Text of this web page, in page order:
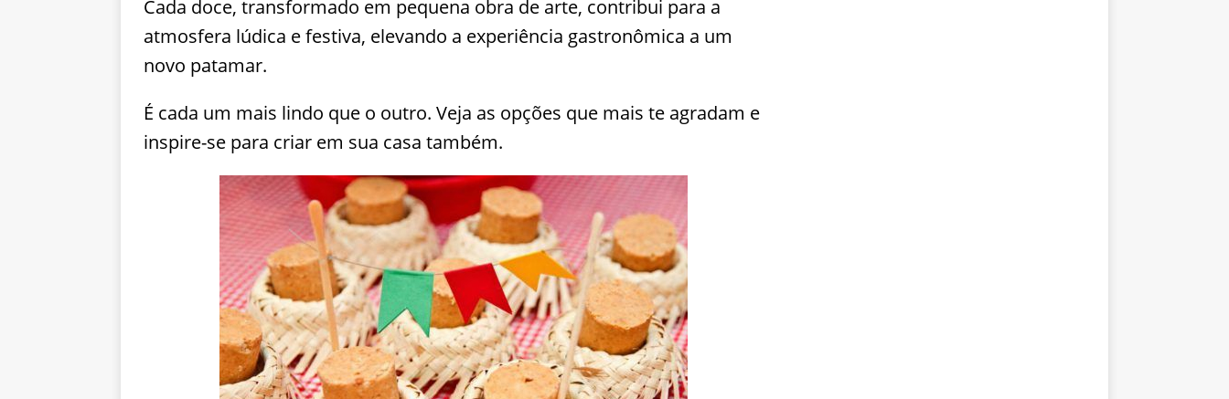
Cada doce, transformado em pequena obra de arte, contribui para a
atmosfera lúdica e festiva, elevando a experiência gastronômica a um
novo patamar.
É cada um mais lindo que o outro. Veja as opções que mais te agradam e
inspire-se para criar em sua casa também.